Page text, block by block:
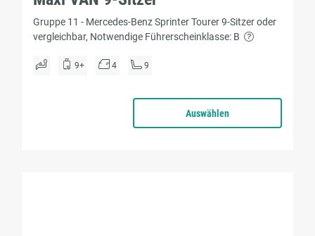
Gruppe 11 - Mercedes-Benz Sprinter Tourer 9-Sitzer oder
vergleichbar, Notwendige Führerscheinklasse: B
9+ 4 9
Auswählen